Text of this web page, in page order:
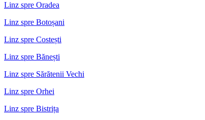
Linz spre Oradea
Linz spre Botoșani
Linz spre Costești
Linz spre Bănești
Linz spre Sărătenii Vechi
Linz spre Orhei
Linz spre Bistrița